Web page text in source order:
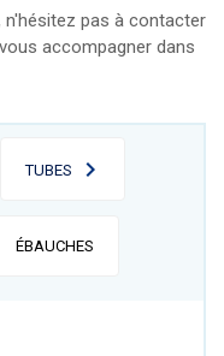
n'hésitez pas à contacter
accompagner dans
TUBES
ÉBAUCHES